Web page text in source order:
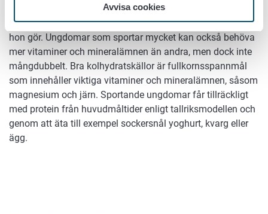
Avvisa cookies
återhämtning. Sportande ungdomar behöver desto mer
kolhydrater som energikälla, ju mer muskelarbete han eller
hon gör. Ungdomar som sportar mycket kan också behöva
mer vitaminer och mineralämnen än andra, men dock inte
mångdubbelt. Bra kolhydratskällor är fullkornsspannmål
som innehåller viktiga vitaminer och mineralämnen, såsom
magnesium och järn. Sportande ungdomar får tillräckligt
med protein från huvudmåltider enligt tallriksmodellen och
genom att äta till exempel sockersnål yoghurt, kvarg eller
ägg.